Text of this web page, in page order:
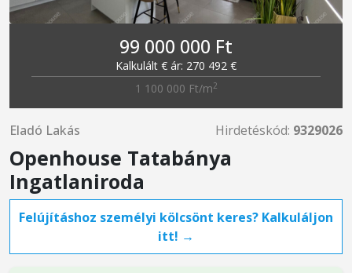
99 000 000 Ft
Kalkulált € ár: 270 492 €
1 100 000 Ft/m2
Eladó Lakás Hirdetéskód: 9329026
Openhouse Tatabánya
Ingatlaniroda
Felújításhoz személyi kölcsönt keres? Kalkuláljon
itt! →